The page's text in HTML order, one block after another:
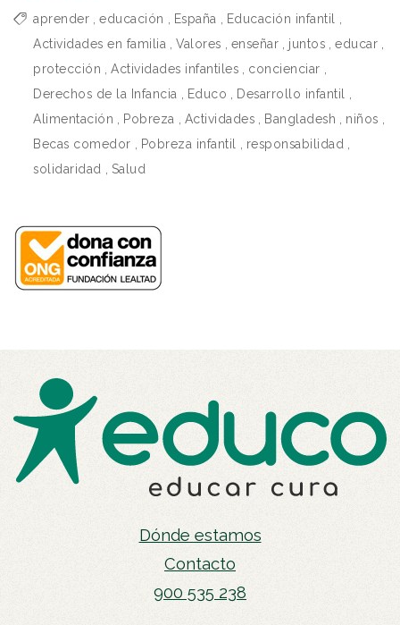
aprender , educación , España , Educación infantil ,
Actividades en familia , Valores , enseñar , juntos , educar ,
protección , Actividades infantiles , concienciar ,
Derechos de la Infancia , Educo , Desarrollo infantil ,
Alimentación , Pobreza , Actividades , Bangladesh , niños ,
Becas comedor , Pobreza infantil , responsabilidad ,
solidaridad , Salud
Dónde estamos
Contacto
900 535 238